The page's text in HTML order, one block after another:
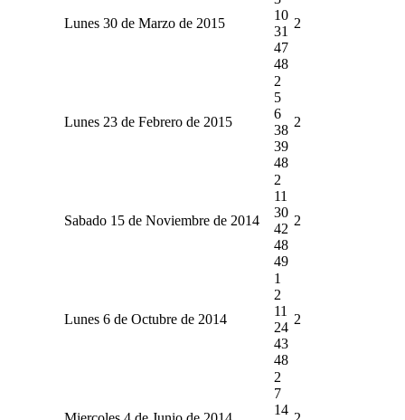
Lunes 30 de Marzo de 2015
10
31
47
48
2
Lunes 23 de Febrero de 2015
2
5
6
38
39
48
2
Sabado 15 de Noviembre de 2014
2
11
30
42
48
49
2
Lunes 6 de Octubre de 2014
1
2
11
24
43
48
2
2
7
14